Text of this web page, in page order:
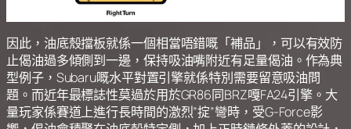
因此，油底殼擋板就係一個相當唔錯嘅「補品」，可以有效防
止偈油過多傾側到一邊，保持吸油嘴附近有足量偈油。作為典
型例子，Subaru嘅水平對置引擎就係特別需要留意吸油問
題。而近年最標誌性莫過於用於GR86同BRZ嘎FA24引擎。大
量玩家係賽道上進行長時間的激烈”掟”彎時，受G-Force影